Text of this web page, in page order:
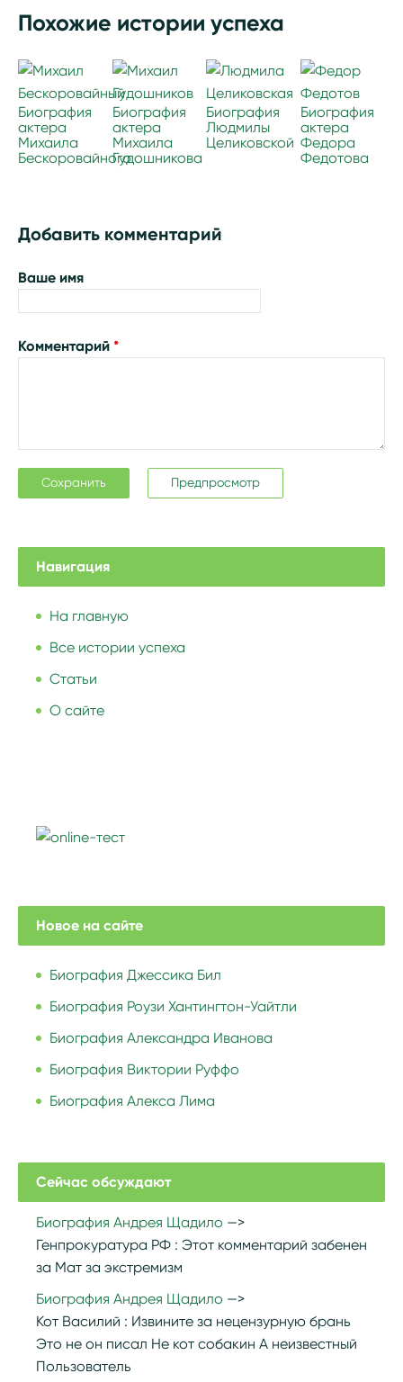
Похожие истории успеха
Биография
актера
Михаила
Бескоровайного
Биография
актера
Михаила
Гудошникова
Биография
Людмилы
Целиковской
Биография
актера
Федора
Федотова
Добавить комментарий
Ваше имя
Комментарий*
Навигация
На главную
Все истории успеха
Статьи
О сайте
Новое на сайте
Биография Джессика Бил
Биография Роузи Хантингтон-Уайтли
Биография Александра Иванова
Биография Виктории Руффо
Биография Алекса Лима
Сейчас обсуждают
Биография Андрея Щадило
Генпрокуратура РФ : Этот комментарий забенен
за Мат за экстремизм
Биография Андрея Щадило
Кот Василий : Извините за нецензурную брань
Это не он писал Не кот собакин А неизвестный
Пользователь